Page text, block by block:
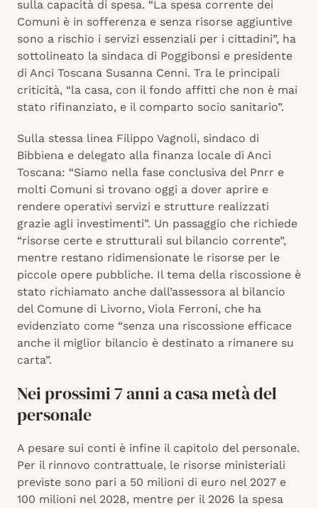
sulla capacità di spesa. “La spesa corrente dei
Comuni è in sofferenza e senza risorse aggiuntive
sono a rischio i servizi essenziali per i cittadini”, ha
sottolineato la sindaca di Poggibonsi e presidente
di Anci Toscana Susanna Cenni. Tra le principali
criticità, “la casa, con il fondo affitti che non è mai
stato rifinanziato, e il comparto socio sanitario”.
Sulla stessa linea Filippo Vagnoli, sindaco di
Bibbiena e delegato alla finanza locale di Anci
Toscana: “Siamo nella fase conclusiva del Pnrr e
molti Comuni si trovano oggi a dover aprire e
rendere operativi servizi e strutture realizzati
grazie agli investimenti”. Un passaggio che richiede
“risorse certe e strutturali sul bilancio corrente”,
mentre restano ridimensionate le risorse per le
piccole opere pubbliche. Il tema della riscossione è
stato richiamato anche dall’assessora al bilancio
del Comune di Livorno, Viola Ferroni, che ha
evidenziato come “senza una riscossione efficace
anche il miglior bilancio è destinato a rimanere su
carta”.
Nei prossimi 7 anni a casa metà del
personale
A pesare sui conti è infine il capitolo del personale.
Per il rinnovo contrattuale, le risorse ministeriali
previste sono pari a 50 milioni di euro nel 2027 e
100 milioni nel 2028, mentre per il 2026 la spesa